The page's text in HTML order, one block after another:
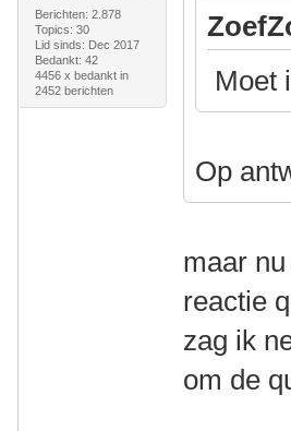
Berichten: 2.878
Topics: 30
Lid sinds: Dec 2017
Bedankt: 42
4456 x bedankt in
2452 berichten
Moet
Op
maar
reactie
zag ik
om de